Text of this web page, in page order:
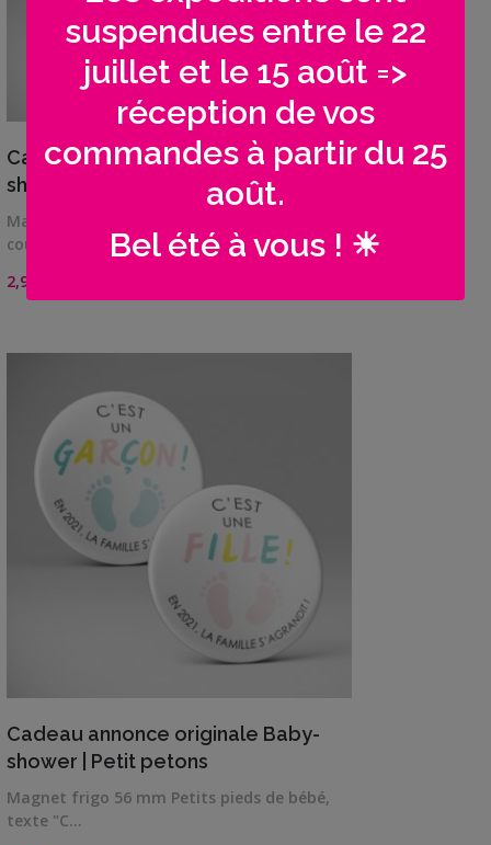
VIEW DETAILS
Cadeau annonce originale Baby-
shower | Fille garçon
Magnet frigo 56 mm Moustache ou cœur,
couleurs do…
2,90
Cadeau annonce originale Baby-
shower | Petit petons
Magnet frigo 56 mm Petits pieds de bébé,
texte "C…
suspendues entre le 22
juillet et le 15 août =>
réception de vos
commandes à partir du 25
août.
Bel été à vous ! ☀